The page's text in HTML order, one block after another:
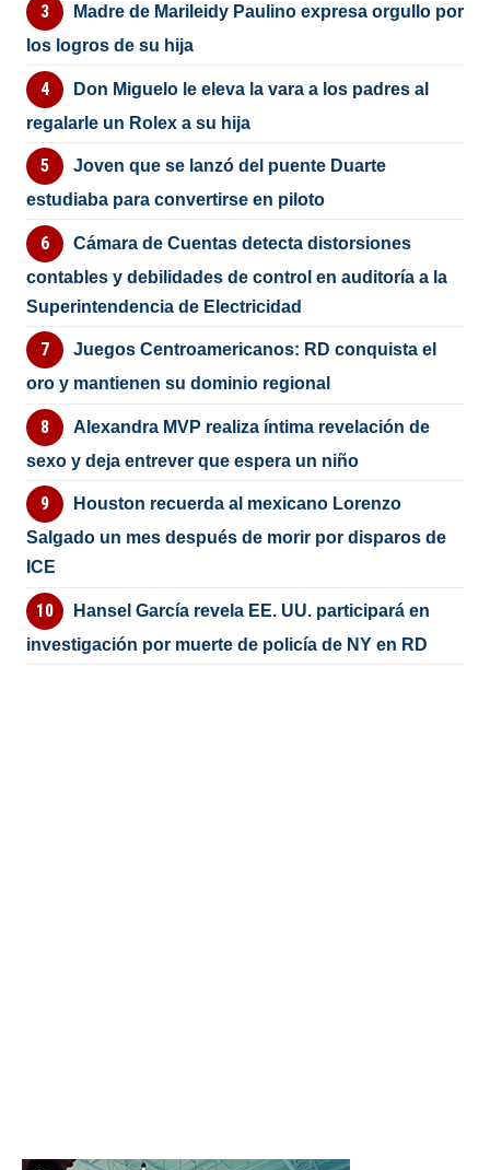
Madre de Marileidy Paulino expresa orgullo por
los logros de su hija
Don Miguelo le eleva la vara a los padres al
regalarle un Rolex a su hija
Joven que se lanzó del puente Duarte
estudiaba para convertirse en piloto
Cámara de Cuentas detecta distorsiones
contables y debilidades de control en auditoría a la
Superintendencia de Electricidad
Juegos Centroamericanos: RD conquista el
oro y mantienen su dominio regional
Alexandra MVP realiza íntima revelación de
sexo y deja entrever que espera un niño
Houston recuerda al mexicano Lorenzo
Salgado un mes después de morir por disparos de
ICE
Hansel García revela EE. UU. participará en
investigación por muerte de policía de NY en RD